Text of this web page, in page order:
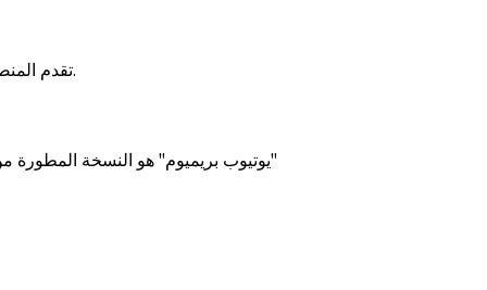
تقدم المنصة واجهات سهلة الاستخدام ومتوفرة بلغات متعددة، ما يجعل التجربة أكثر تخصيصاً.
"يوتيوب بريميوم" هو النسخة المطورة